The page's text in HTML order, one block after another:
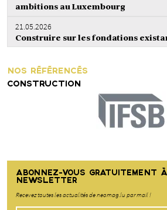
ambitions au Luxembourg
21.05.2026
Construire sur les fondations
NOS RÉFÉRENCÉS
CONSTRUCTION
ABONNEZ-VOUS GRATUITEMENT
NEWSLETTER
Recevez toutes les actualités de neomag.lu par mail !